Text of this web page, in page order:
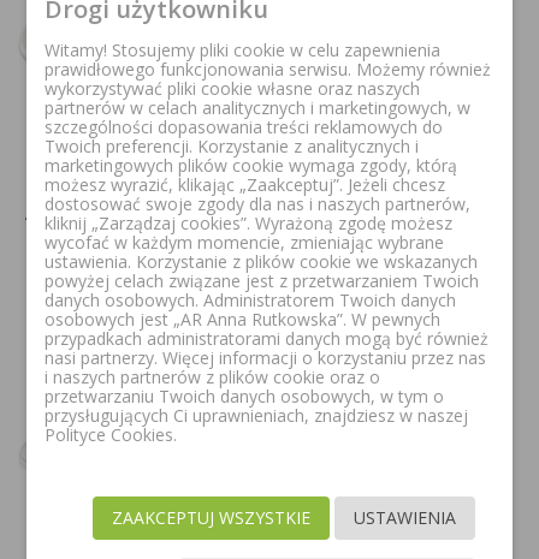
ALCA DESKA SEDESOWA
UNIWERSALNA
WOLNOOPADAJĄCA
ANTYBAKTERYJNA BIAŁA
A674S
189,00 zł
DURAVIT D-CODE
COMPACT DESKA
SEDESOWA BIAŁA
0067310099
329,00 zł
Okazja!
Drogi użytkowniku
Witamy! Stosujemy pliki cookie w celu zapewnienia
prawidłowego funkcjonowania serwisu. Możemy również
wykorzystywać pliki cookie własne oraz naszych
partnerów w celach analitycznych i marketingowych, w
szczególności dopasowania treści reklamowych do
Twoich preferencji. Korzystanie z analitycznych i
marketingowych plików cookie wymaga zgody, którą
możesz wyrazić, klikając „Zaakceptuj”. Jeżeli chcesz
dostosować swoje zgody dla nas i naszych partnerów,
kliknij „Zarządzaj cookies”. Wyrażoną zgodę możesz
wycofać w każdym momencie, zmieniając wybrane
ustawienia. Korzystanie z plików cookie we wskazanych
powyżej celach związane jest z przetwarzaniem Twoich
danych osobowych. Administratorem Twoich danych
osobowych jest „AR Anna Rutkowska”. W pewnych
przypadkach administratorami danych mogą być również
nasi partnerzy. Więcej informacji o korzystaniu przez nas
i naszych partnerów z plików cookie oraz o
przetwarzaniu Twoich danych osobowych, w tym o
przysługujących Ci uprawnieniach, znajdziesz w naszej
Polityce Cookies.
USTAWIENIA
ZAAKCEPTUJ WSZYSTKIE